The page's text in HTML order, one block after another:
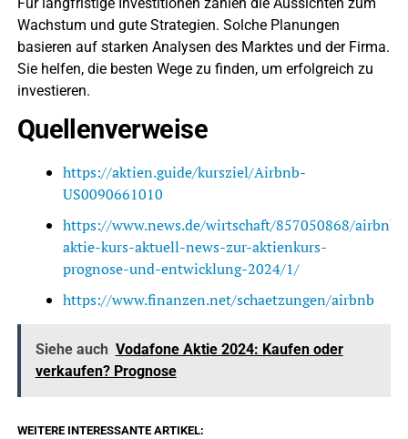
Wachstum und gute Strategien. Solche Planungen
basieren auf starken Analysen des Marktes und der Firma.
Sie helfen, die besten Wege zu finden, um erfolgreich zu
investieren.
Quellenverweise
https://aktien.guide/kursziel/Airbnb-
US0090661010
https://www.news.de/wirtschaft/857050868/airbnb-
aktie-kurs-aktuell-news-zur-aktienkurs-
prognose-und-entwicklung-2024/1/
https://www.finanzen.net/schaetzungen/airbnb
Siehe auch Vodafone Aktie 2024: Kaufen oder
verkaufen? Prognose
WEITERE INTERESSANTE ARTIKEL: